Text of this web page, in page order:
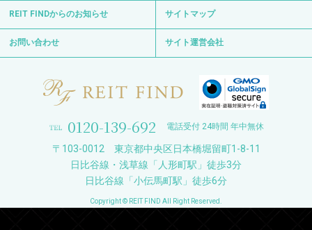
REIT FINDからのお知らせ サイトマップ
お問い合わせ サイト運営会社
0120-139-692 電話受付 24時間 年中無休
〒103-0012 東京都中央区日本橋堀留町1-8-11
日比谷線・浅草線「人形町駅」徒歩3分
日比谷線「小伝馬町駅」徒歩6分
Copyright © REIT FIND All Right Reserved.